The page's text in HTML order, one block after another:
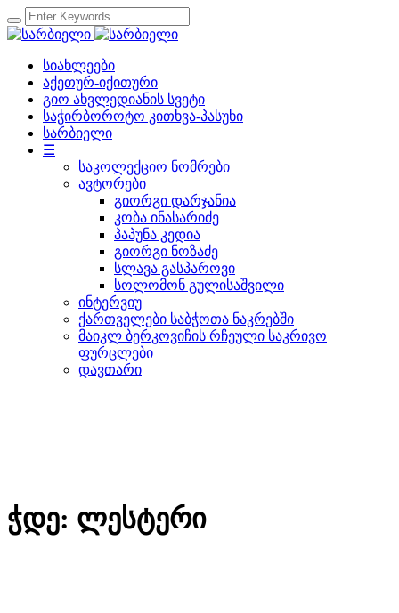
სიახლეები
აქეთურ-იქითური
გიო ახვლედიანის სვეტი
საჭირბოროტო კითხვა-პასუხი
სარბიელი
☰
საკოლექციო ნომრები
ავტორები
გიორგი დარჯანია
კობა ინასარიძე
პაპუნა კედია
გიორგი ნოზაძე
სლავა გასპაროვი
სოლომონ გულისაშვილი
ინტერვიუ
ქართველები საბჭოთა ნაკრებში
მაიკლ ბერკოვიჩის რჩეული საკრივო
ფურცლები
დავთარი
ჭდე: ლესტერი